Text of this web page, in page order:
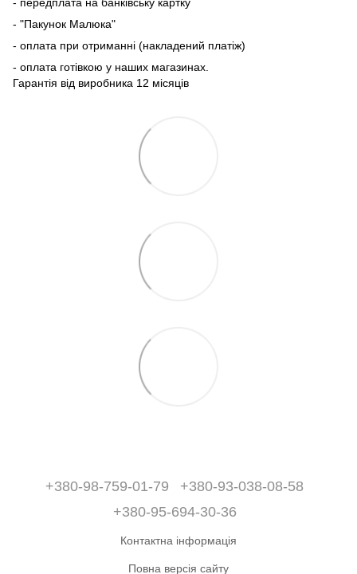
- "Пакунок Малюка"
- оплата при отриманні (накладений платіж)
- оплата готівкою у наших магазинах.
Гарантія від виробника 12 місяців
+380-98-759-01-79
+380-93-038-08-58
+380-95-694-30-36
Контактна інформація
Повна версія сайту